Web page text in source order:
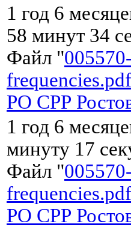
1 год 6
58 минут 34
Файл "
frequencies.pdf
РО СРР
1 год 6
минуту 17
Файл "
frequencies.pdf
РО СРР